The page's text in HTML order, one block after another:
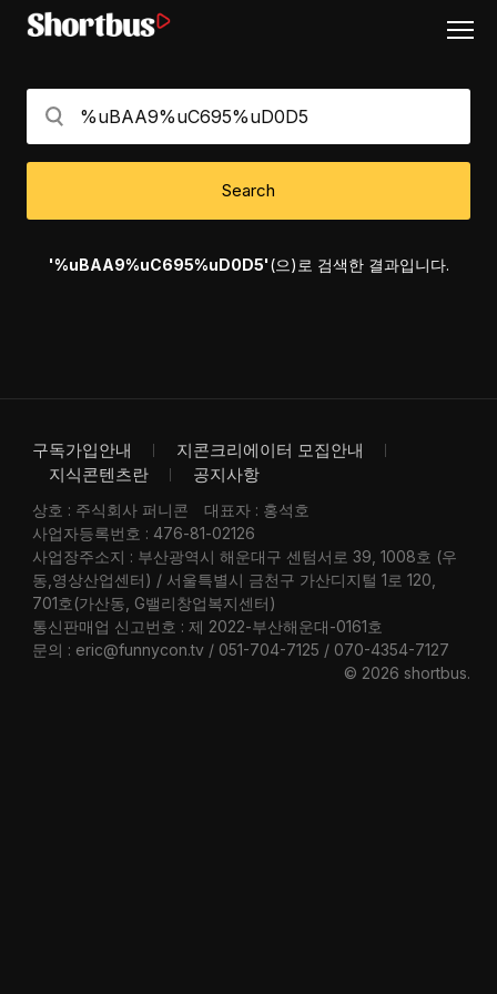
Search
'%uBAA9%uC695%uD0D5'(으)로 검색한 결과입니다.
구독가입안내
지콘크리에이터 모집안내
지식콘텐츠란
공지사항
상호 : 주식회사 퍼니콘
대표자 : 홍석호
사업자등록번호 : 476-81-02126
사업장주소지 : 부산광역시 해운대구 센텀서로 39, 1008호 (우
동,영상산업센터) / 서울특별시 금천구 가산디지털 1로 120,
701호(가산동, G밸리창업복지센터)
통신판매업 신고번호 : 제 2022-부산해운대-0161호
문의 : eric@funnycon.tv / 051-704-7125 / 070-4354-7127
© 2026 shortbus.